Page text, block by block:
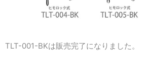
TLT-001-BKは販売完了になりました。